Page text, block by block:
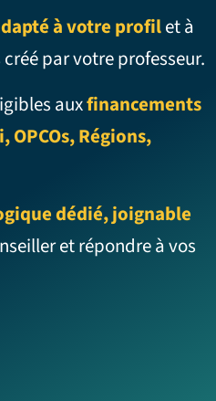
à votre profilet à
par votre professeur.
auxfinancements
OPCOs, Régions,
dédié, joignable
et répondre à vos